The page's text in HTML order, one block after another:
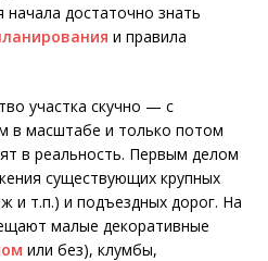
достаточно знать
и правила
участка скучно — с
в масштабе и только потом
в реальность. Первым делом
существующих крупных
и т.п.) и подъездных дорог. На
малые декоративные
или без), клумбы,